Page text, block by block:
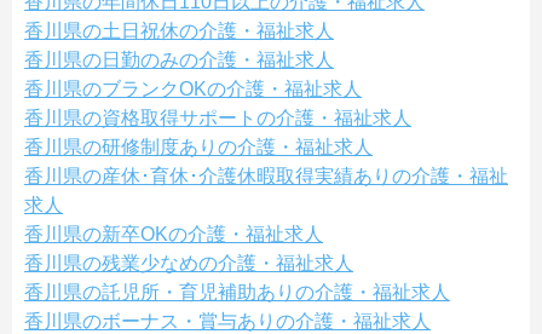
香川県の土日祝休の介護・福祉求人
香川県の日勤のみの介護・福祉求人
香川県のブランクOKの介護・福祉求人
香川県の資格取得サポートの介護・福祉求人
香川県の研修制度ありの介護・福祉求人
香川県の産休･育休･介護休暇取得実績ありの介護・福祉
求人
香川県の新卒OKの介護・福祉求人
香川県の残業少なめの介護・福祉求人
香川県の託児所・育児補助ありの介護・福祉求人
香川県のボーナス・賞与ありの介護・福祉求人